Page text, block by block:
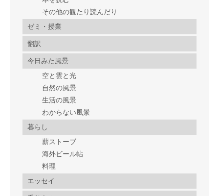
その他の観たり読んだり
ゼミ・授業
翻訳
今日みた風景
空と雲と光
自然の風景
生活の風景
わからない風景
暮らし
薪ストーブ
海外ビール帖
料理
エッセイ